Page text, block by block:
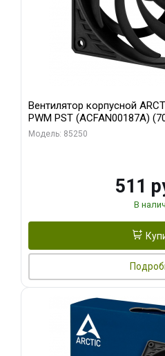
Вентилятор корпусной
PWM PST (ACFAN00187A)
Модель: 85250
511
В